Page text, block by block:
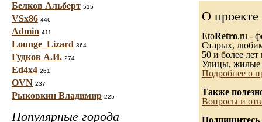
Белков Альберт 515
VSx86 446
Admin 411
Lounge_Lizard 364
Гудков А.И. 274
Ed4x4 261
OVN 237
Рыковкин Владимир 225
Популярные города
О проекте
EtoRetro.ru -
Старых,
50 и более лет
Улицы, жилые
Подробнее о
Также
Вопросы и
Подпишитесь